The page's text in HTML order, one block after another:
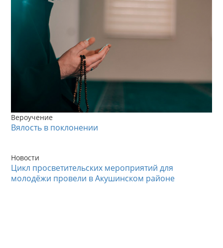
Вероучение
Вялость в поклонении
Новости
Цикл просветительских мероприятий для
молодёжи провели в Акушинском районе